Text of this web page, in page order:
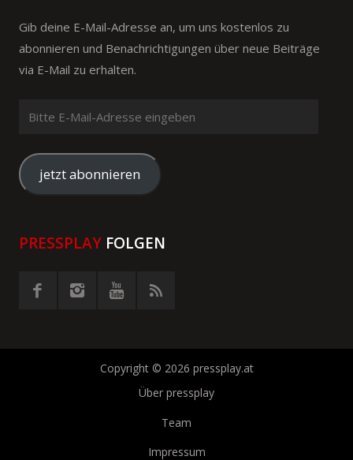
Gib deine E-Mail-Adresse an, um uns kostenlos zu
abonnieren und Benachrichtigungen über neue Beiträge
via E-Mail zu erhalten.
Mail-
Adresse
eingeben
jetzt abonnieren
PRESSPLAY FOLGEN
Copyright © 2026 pressplay.at
Über pressplay
Team
Impressum